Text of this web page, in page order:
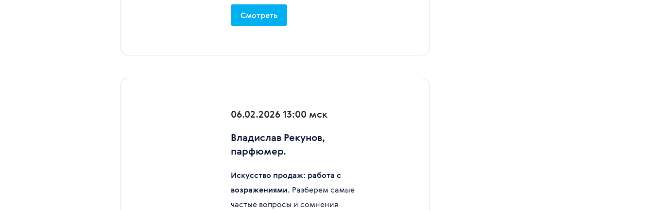
Смотреть
06.02.2026 13:00 мск
Владислав Рекунов,
парфюмер.
Искусство продаж: работа с
возражениями. Разберем самые
частые вопросы и сомнения